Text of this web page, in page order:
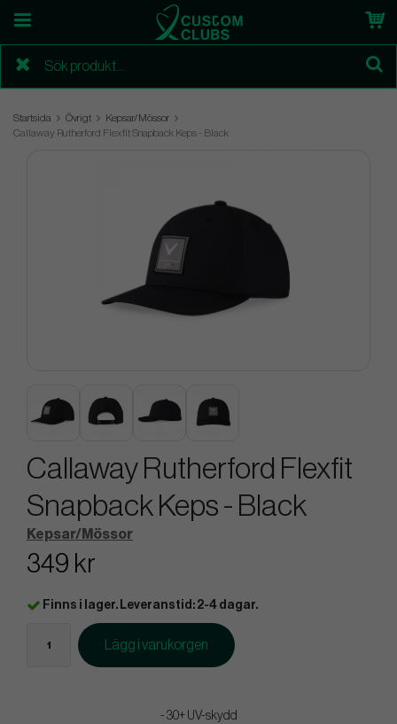
Startsida Övrigt
Kepsar/Mössor
Callaway Rutherford Flexfit Snapback Keps - Black
Callaway Rutherford Flexfit
Snapback Keps - Black
Kepsar/Mössor
349 kr
Finns i lager. Leveranstid: 2-4 dagar.
Lägg i varukorgen
- 30+ UV-skydd